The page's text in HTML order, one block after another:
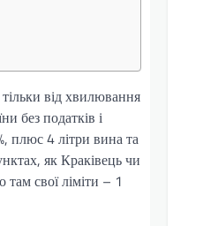
від хвилювання
без податків і
плюс 4 літри вина та
як Краківець чи
свої ліміти – 1